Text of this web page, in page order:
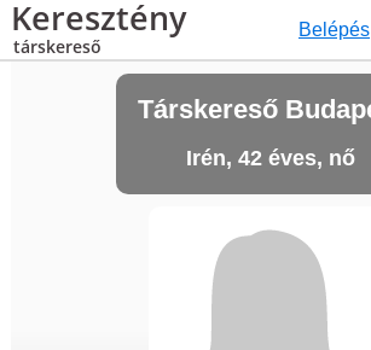
Keresztény
társkereső
Belépés
Társkereső
Irén, 42 éves, nő